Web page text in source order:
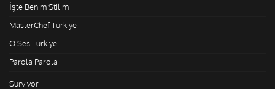
İşte Benim Stilim
MasterChef Türkiye
O Ses Türkiye
Parola Parola
Survivor